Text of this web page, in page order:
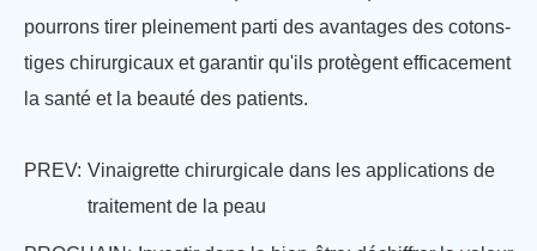
pourrons tirer pleinement parti des avantages des cotons-
tiges chirurgicaux et garantir qu'ils protègent efficacement
la santé et la beauté des patients.
PREV: Vinaigrette chirurgicale dans les applications de
traitement de la peau